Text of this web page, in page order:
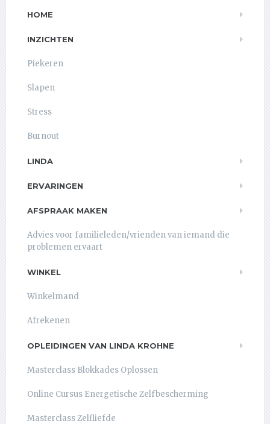
HOME
INZICHTEN
Piekeren
Slapen
Stress
Burnout
LINDA
ERVARINGEN
AFSPRAAK MAKEN
Advies voor familieleden/vrienden van iemand die
problemen ervaart
WINKEL
Winkelmand
Afrekenen
OPLEIDINGEN VAN LINDA KROHNE
Masterclass Blokkades Oplossen
Online Cursus Energetische Zelfbescherming
Masterclass Zelfliefde